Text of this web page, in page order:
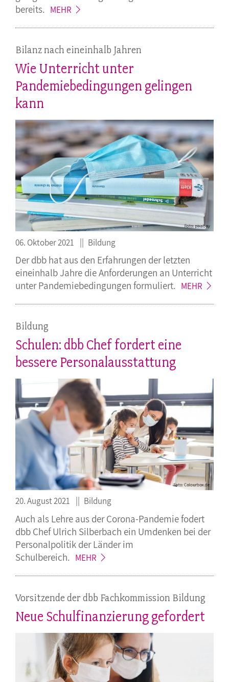
bereits. MEHR
Bilanz nach eineinhalb Jahren
Wie Unterricht unter
Pandemiebedingungen gelingen
kann
06. Oktober 2021 Bildung
Der dbb hat aus den Erfahrungen der letzten
eineinhalb Jahre die Anforderungen an Unterricht
unter Pandemiebedingungen formuliert. MEHR
Bildung
Schulen: dbb Chef fordert eine
bessere Personalausstattung
20. August 2021 Bildung
Auch als Lehre aus der Corona-Pandemie fodert
dbb Chef Ulrich Silberbach ein Umdenken bei der
Personalpolitik der Länder im
Schulbereich. MEHR
Vorsitzende der dbb Fachkommission Bildung
Neue Schulfinanzierung gefordert